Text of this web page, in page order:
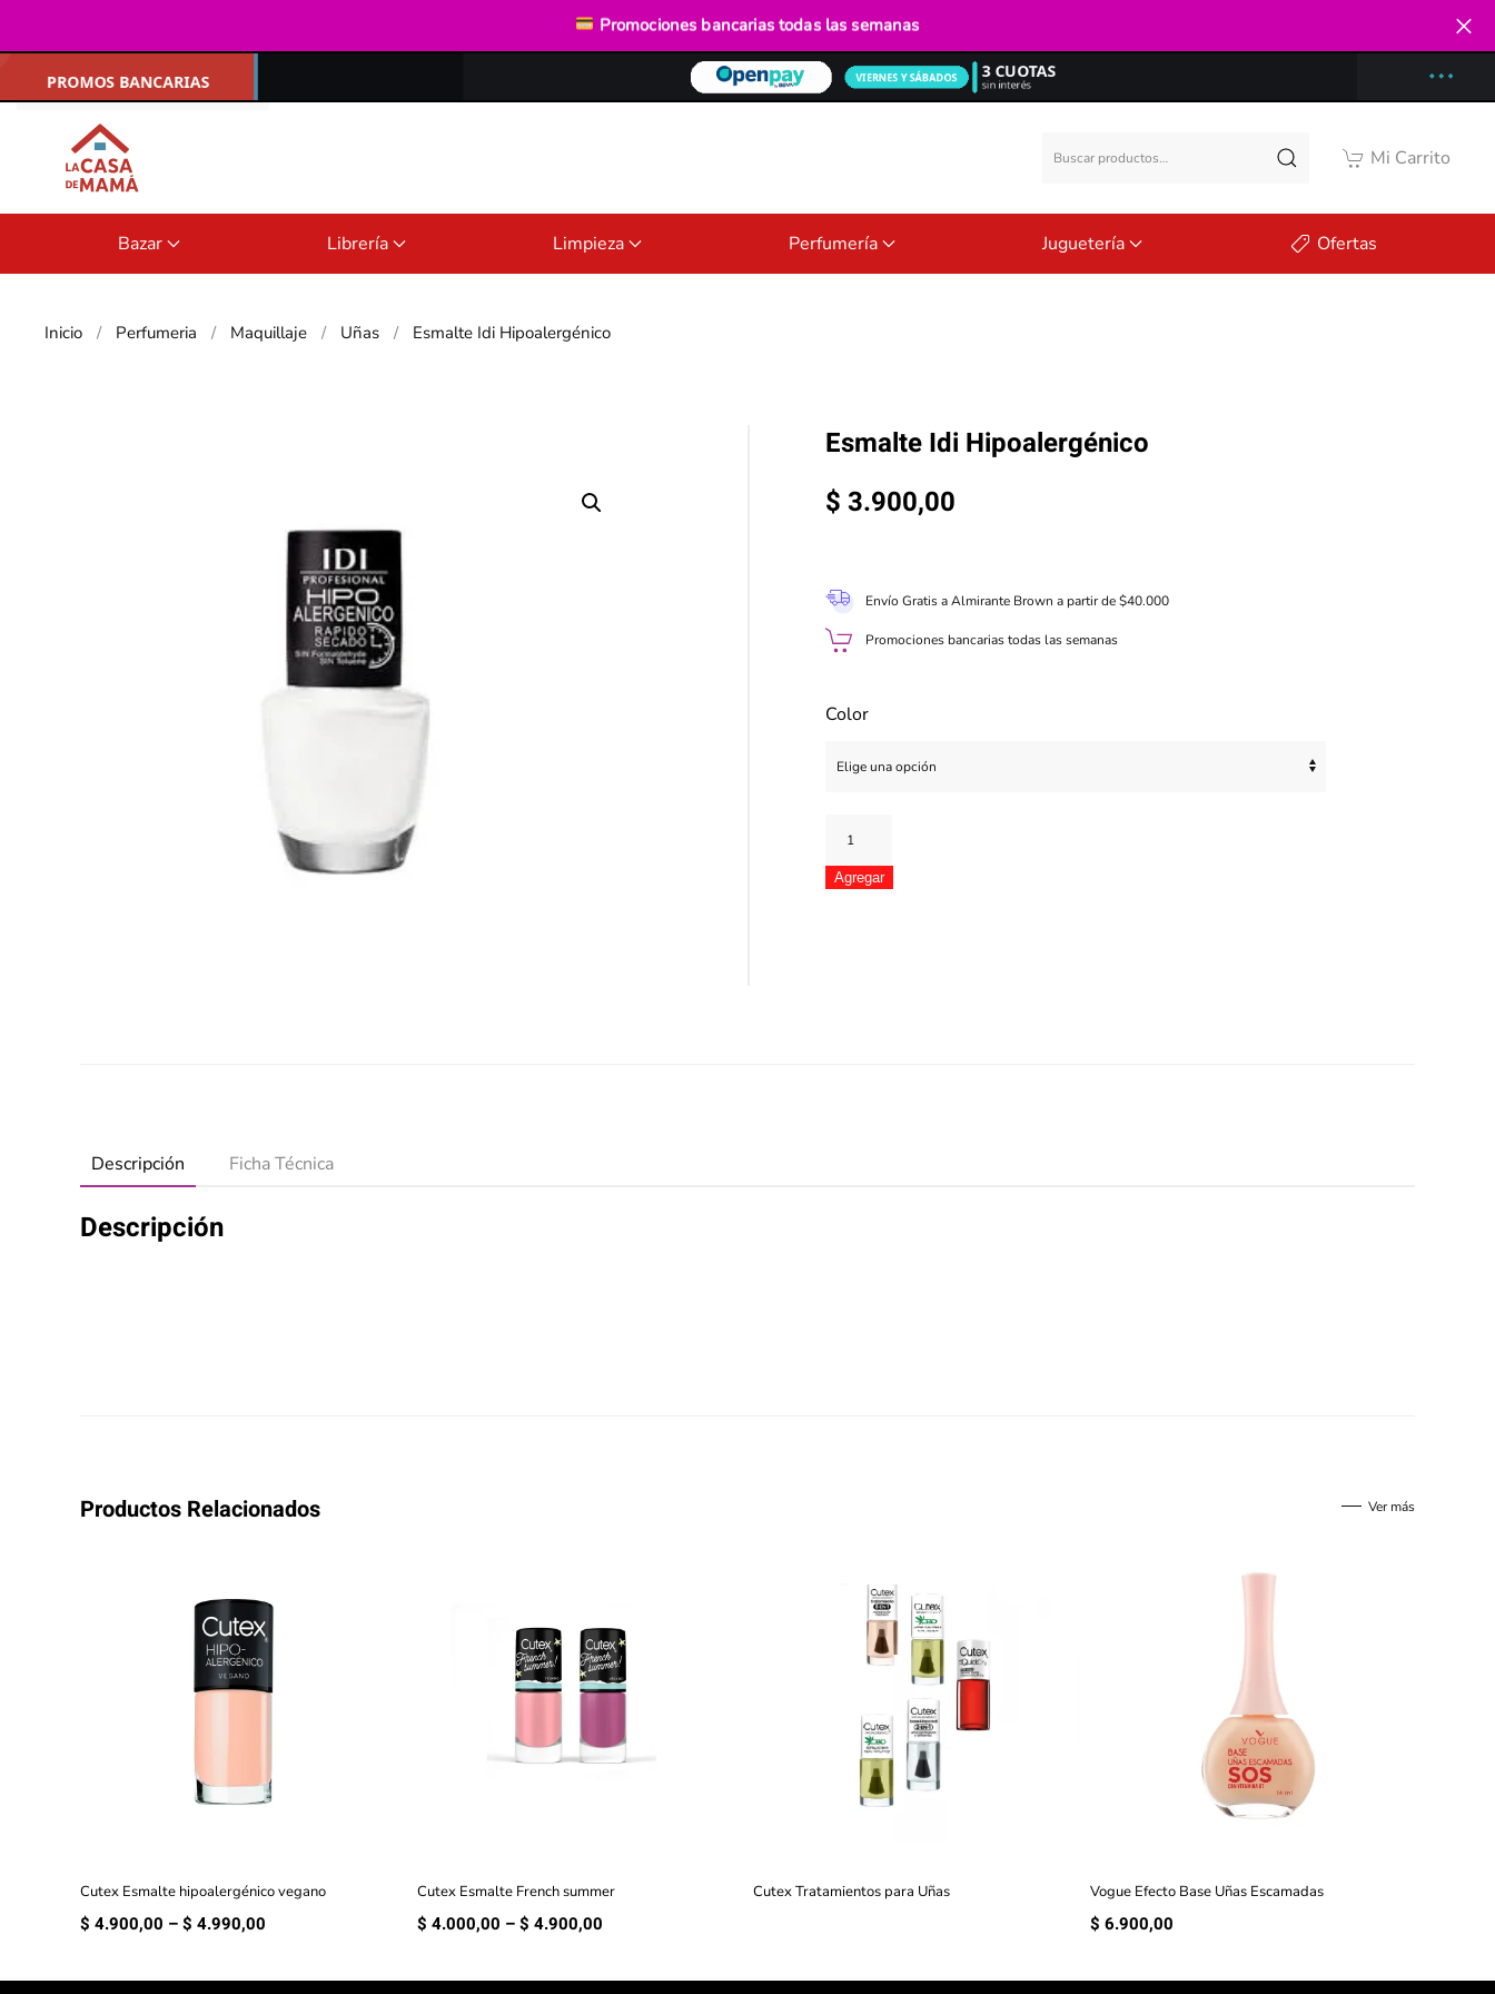
por:
Mi Carrito
Bazar Librería Limpieza Perfumería Juguetería Ofertas
Inicio Perfumeria Maquillaje Uñas Esmalte Idi Hipoalergénico
Esmalte Idi Hipoalergénico
$ 3.900,00
Envío Gratis a Almirante Brown a partir de $40.000
Promociones bancarias todas las semanas
Color
Hipoalergénico
cantidad
Agregar
Descripción Ficha Técnica
Descripción
Productos Relacionados Ver más
Cutex Esmalte hipoalergénico vegano
$ 4.900,00 –$ 4.990,00
Cutex Esmalte French summer
$ 4.000,00 – $ 4.900,00Rango
Cutex Tratamientos para Uñas Vogue Efecto Base Uñas Escamadas
$ 6.900,00
Promociones bancariastodas las semanas